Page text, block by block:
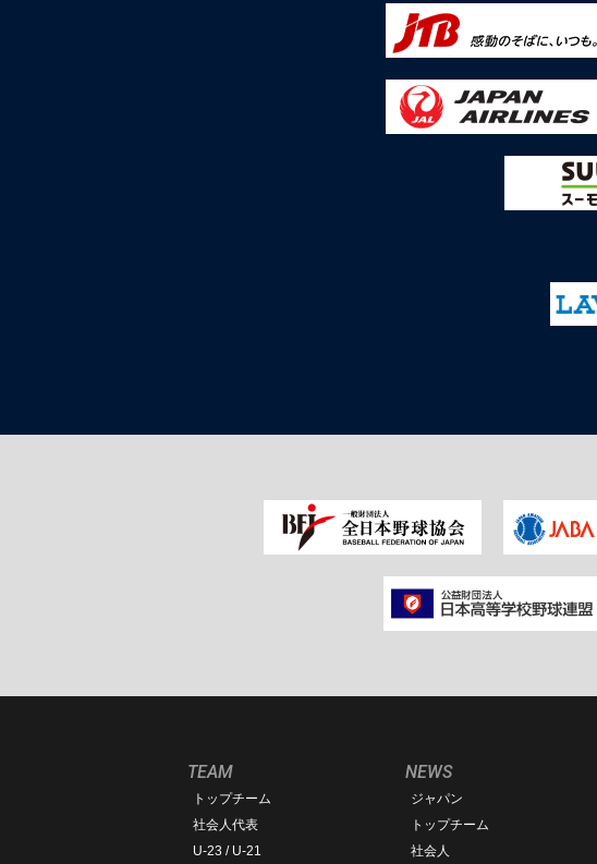
TEAM
トップチーム
社会人代表
U-23 / U-21
NEWS
ジャパン
トップチーム
社会人